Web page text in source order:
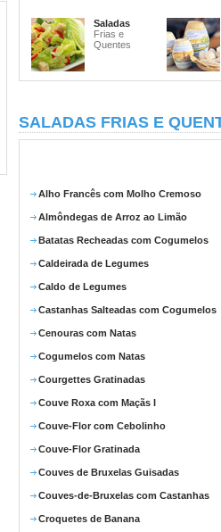
Saladas
Frias e
Quentes
SALADAS FRIAS E
Alho Francês com Molho Cremoso
Almôndegas de Arroz ao Limão
Batatas Recheadas com Cogumelos
Caldeirada de Legumes
Caldo de Legumes
Castanhas Salteadas com Cogumelos
Cenouras com Natas
Cogumelos com Natas
Courgettes Gratinadas
Couve Roxa com Maçãs I
Couve-Flor com Cebolinho
Couve-Flor Gratinada
Couves de Bruxelas Guisadas
Couves-de-Bruxelas com Castanhas
Croquetes de Banana